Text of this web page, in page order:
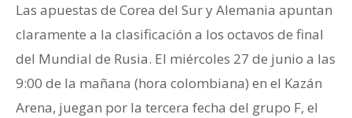
Las apuestas de Corea del Sur y Alemania apuntan
claramente a la clasificación a los octavos de final
del Mundial de Rusia. El miércoles 27 de junio a las
9:00 de la mañana (hora colombiana) en el Kazán
Arena, juegan por la tercera fecha del grupo F, el